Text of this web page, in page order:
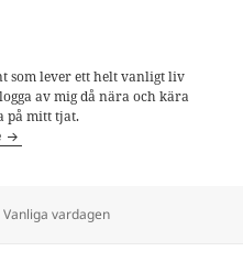
som lever ett helt vanligt liv
av mig då nära och kära
på mitt tjat.
Kategorier
Vanliga vardagen